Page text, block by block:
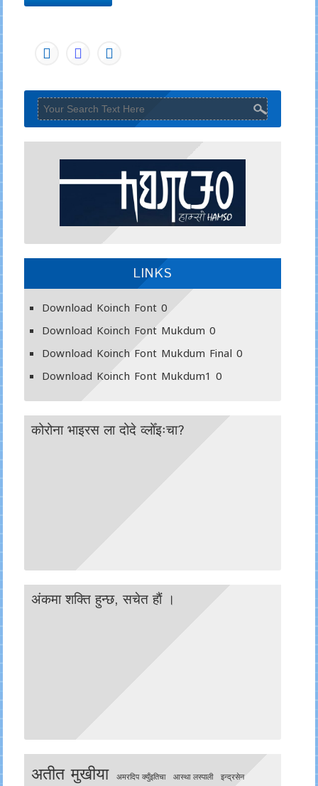
LINKS
Download Koinch Font0
Download Koinch Font Mukdum 0
Download Koinch Font Mukdum Final 0
Download Koinch Font Mukdum1 0
कोरोना भाइरस ला दोदे व्लोँइःचा?
अंकमा शक्ति हुन्छ, सचेत हाैं ।
अतीत मुखीया अमरदिप क्युँइतिचा आस्था लस्पाली इन्द्रसेन